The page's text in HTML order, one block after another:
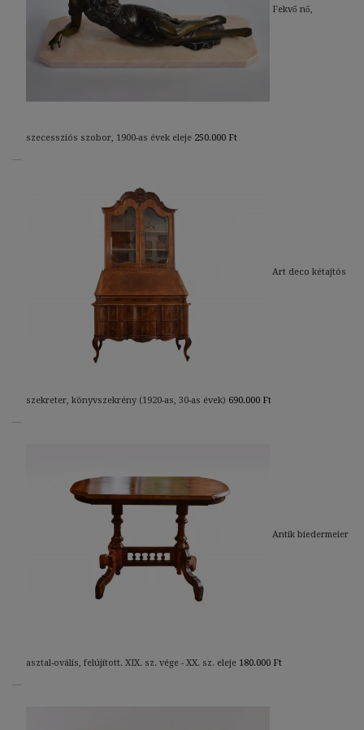
Fekvő nő,
szecessziós szobor, 1900-as évek eleje 250.000 Ft
Art deco kétajtós
szekreter, könyvszekrény (1920-as, 30-as évek) 690.000 Ft
Antik biedermeier
asztal-ovális, felújított. XIX. sz. vége - XX. sz. eleje 180.000 Ft